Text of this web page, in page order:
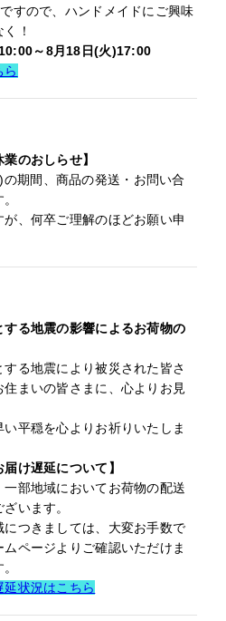
すので、ハンドメイドにご興味
！
～8月18日(火)17:00
ら
のおしらせ】
期間、商品の発送・お問い合
、何卒ご理解のほどお願い申
する地震の影響によるお荷物の
る地震により被災された皆さ
まいの皆さまに、心よりお見
平穏を心よりお祈りいたしま
け遅延について】
部地域においてお荷物の配送
います。
つきましては、大変お手数で
ページよりご確認いただけま
状況はこちら